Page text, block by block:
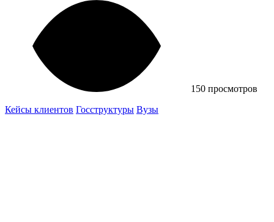
150 просмотров
Кейсы клиентов Госструктуры Вузы